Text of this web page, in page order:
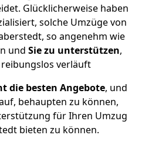
Glücklicherweise haben
solche Umzüge von
so angenehm wie
und Sie zu unterstützen,
verläuft
die besten Angebote, und
behaupten zu können,
für Ihren Umzug
bieten zu können.